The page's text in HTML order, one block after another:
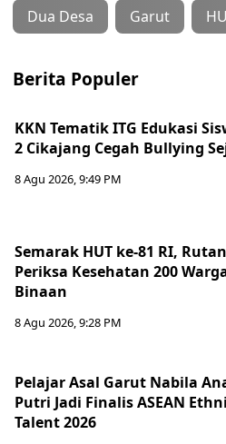
Dua Desa Garut
Berita Populer
KKN Tematik ITG Edukasi
2 Cikajang Cegah Bullying
8 Agu 2026, 9:49 PM
Semarak HUT ke-81 RI,
Periksa Kesehatan 200
Binaan
8 Agu 2026, 9:28 PM
Pelajar Asal Garut Nabila
Putri Jadi Finalis ASEAN
Talent 2026